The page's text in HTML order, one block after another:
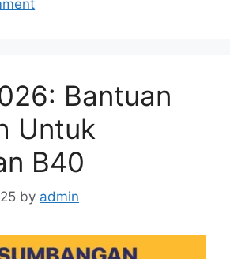
Bantuan
Untuk
B40
by admin